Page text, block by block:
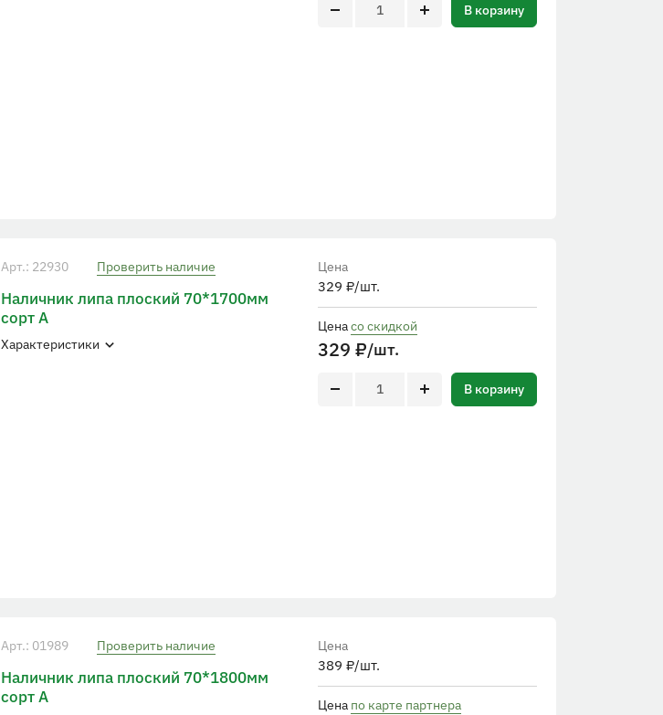
В корзину
Арт.: 22930 Проверить наличие
Наличник липа плоский 70*1700мм
сорт А
Характеристики
Цена
329 ₽/шт.
Ценасо скидкой
329 ₽/шт.
В корзину
Арт.: 01989 Проверить наличие
Наличник липа плоский 70*1800мм
сорт А
Цена
389 ₽/шт.
Цена по карте партнера